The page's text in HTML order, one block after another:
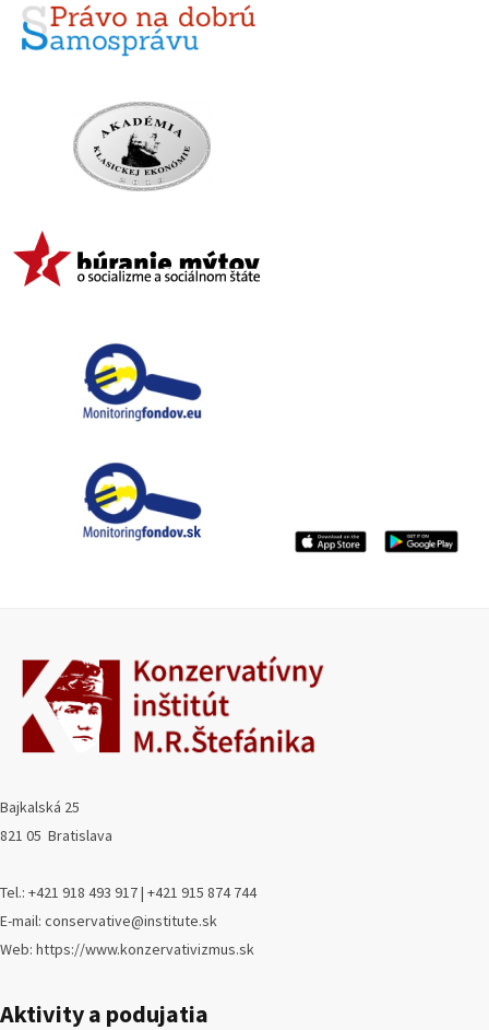
Bajkalská 25
821 05 Bratislava
Tel.: +421 918 493 917 | +421 915 874 744
E-mail: conservative@institute.sk
Web: https://www.konzervativizmus.sk
Aktivity a podujatia